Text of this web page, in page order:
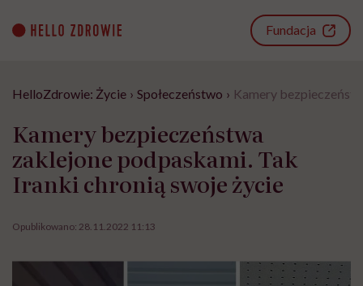
content
Fundacja
HelloZdrowie: Życie › Społeczeństwo › Kamery
Kamery bezpieczeństwa
zaklejone podpaskami. Tak
Iranki chronią swoje życie
Opublikowano: 28.11.2022 11:13